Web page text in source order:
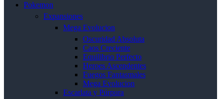
Pokemon
Expansiones
Mega Evolucion
Oscuridad Absoluta
Caos Creciente
Equilibrio Perfecto
Heroes Ascendentes
Fuegos Fantasmales
Mega Evolucion
Escarlata y Púrpura